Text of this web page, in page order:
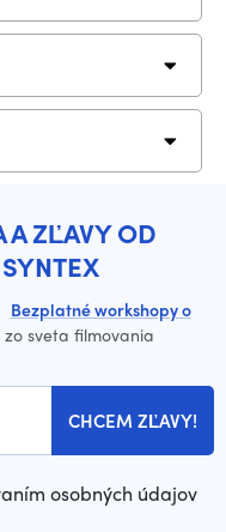
A ZĽAVY OD
Bezplatné workshopy o
sveta filmovania
CHCEM ZĽAVY!
osobných údajov